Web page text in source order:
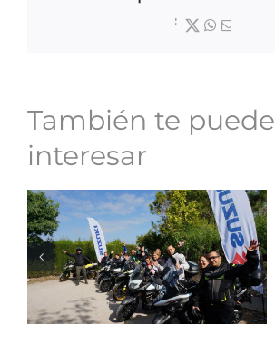
Facebook
X WhatsApp
También te puede
interesar
Resumen de un
2019 sobre
ruedas